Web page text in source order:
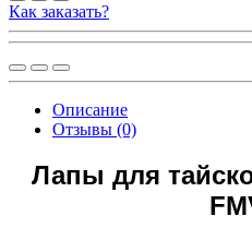
Как заказать?
Описание
Отзывы (0)
Лапы для